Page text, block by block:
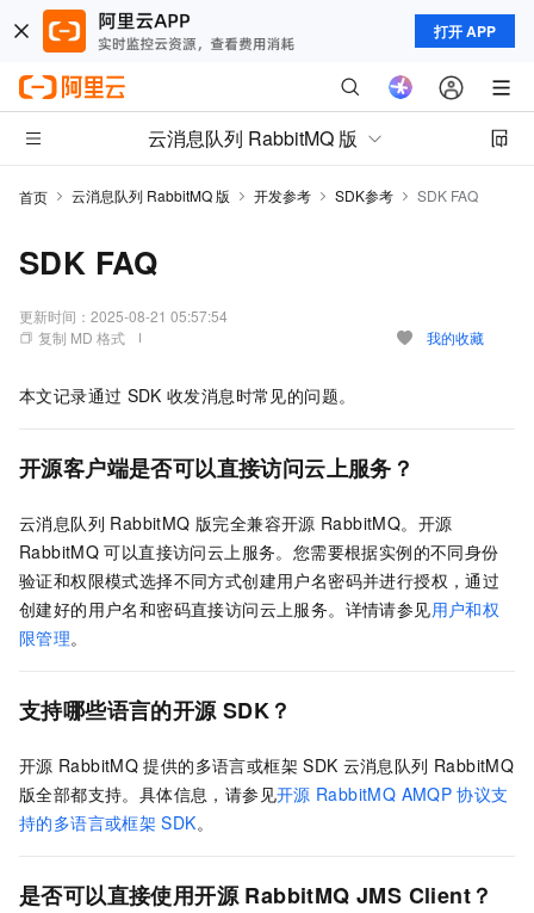
打开 APP
云消息队列 RabbitMQ 版
首页 云消息队列 RabbitMQ 版 开发参考 SDK参考 SDK FAQ
SDK FAQ
更新时间： 2025-08-21 05:57:54
复制 MD 格式
我的收藏
本文记录通过 SDK 收发消息时常见的问题。
开源客户端是否可以直接访问云上服务？
云消息队列 RabbitMQ 版完全兼容开源 RabbitMQ。开源
RabbitMQ 可以直接访问云上服务。您需要根据实例的不同身份
验证和权限模式选择不同方式创建用户名密码并进行授权，通过
创建好的用户名和密码直接访问云上服务。详情请参见用户和权
限管理。
支持哪些语言的开源 SDK？
开源 RabbitMQ 提供的多语言或框架 SDK 云消息队列 RabbitMQ
版全部都支持。具体信息，请参见开源 RabbitMQ AMQP 协议支
持的多语言或框架 SDK。
是否可以直接使用开源 RabbitMQ JMS Client？